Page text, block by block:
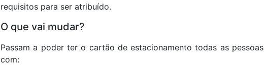
requisitos para ser atribuído.
O que vai mudar?
Passam a poder ter o cartão de estacionamento todas as pessoas
com: